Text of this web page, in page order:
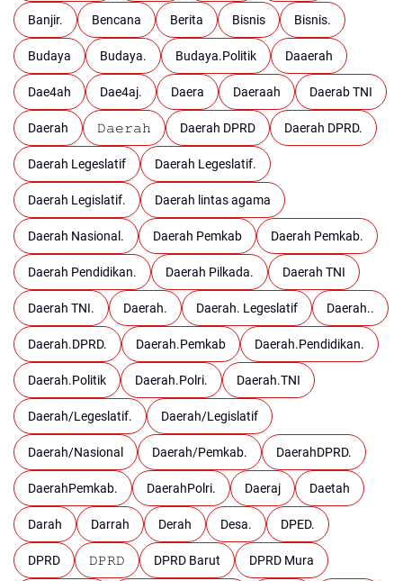
Banjir. Bencana Berita Bisnis Bisnis.
Budaya Budaya. Budaya.Politik Daaerah
Dae4ah Dae4aj. Daera Daeraah Daerab TNI
Daerah 𝙳𝚊𝚎𝚛𝚊𝚑 Daerah DPRD Daerah DPRD.
Daerah Legeslatif Daerah Legeslatif.
Daerah Legislatif. Daerah lintas agama
Daerah Nasional. Daerah Pemkab Daerah Pemkab.
Daerah Pendidikan. Daerah Pilkada. Daerah TNI
Daerah TNI. Daerah. Daerah. Legeslatif Daerah..
Daerah.DPRD. Daerah.Pemkab Daerah.Pendidikan.
Daerah.Politik Daerah.Polri. Daerah.TNI
Daerah/Legeslatif. Daerah/Legislatif
Daerah/Nasional Daerah/Pemkab. DaerahDPRD.
DaerahPemkab. DaerahPolri. Daeraj Daetah
Darah Darrah Derah Desa. DPED.
DPRD 𝙳𝙿𝚁𝙳 DPRD Barut DPRD Mura